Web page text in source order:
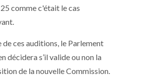
comme c'était le cas
de ces auditions, le Parlement
décidera s’il valide ou non la
de la nouvelle Commission.